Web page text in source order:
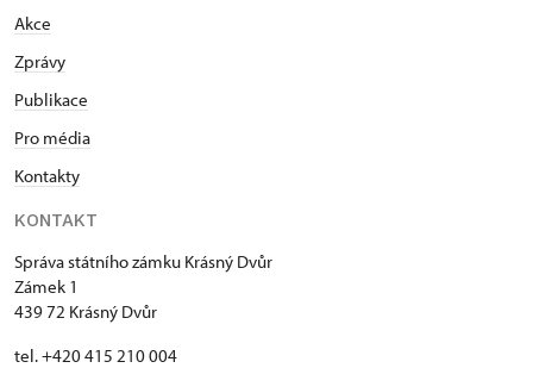
Akce
Zprávy
Publikace
Pro média
Kontakty
KONTAKT
Správa státního zámku Krásný Dvůr
Zámek 1
439 72 Krásný Dvůr
tel. +420 415 210 004